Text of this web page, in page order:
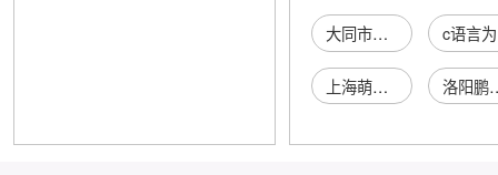
大同市矿区彩虹服装店
上海萌稷企业管理咨询有限公司 洛阳鹏